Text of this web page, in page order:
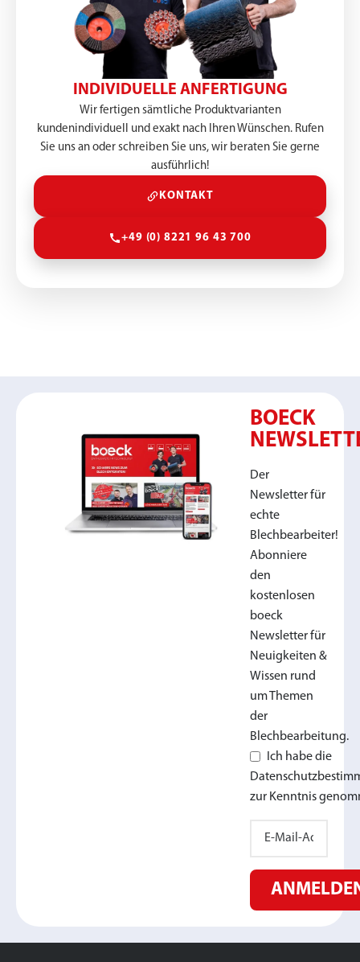
INDIVIDUELLE ANFERTIGUNG
Wir fertigen sämtliche Produktvarianten
kundenindividuell und exakt nach Ihren Wünschen. Rufen
Sie uns an oder schreiben Sie uns, wir beraten Sie gerne
ausführlich!
KONTAKT
+49 (0) 8221 96 43 700
BOECK
Der
Newsletter für
echte
Blechbearbeiter!
Abonniere
den
kostenlosen
boeck
Newsletter für
Neuigkeiten &
Wissen rund
um Themen
der
Blechbearbeitung.
Ich habe die
zur Kenntnis